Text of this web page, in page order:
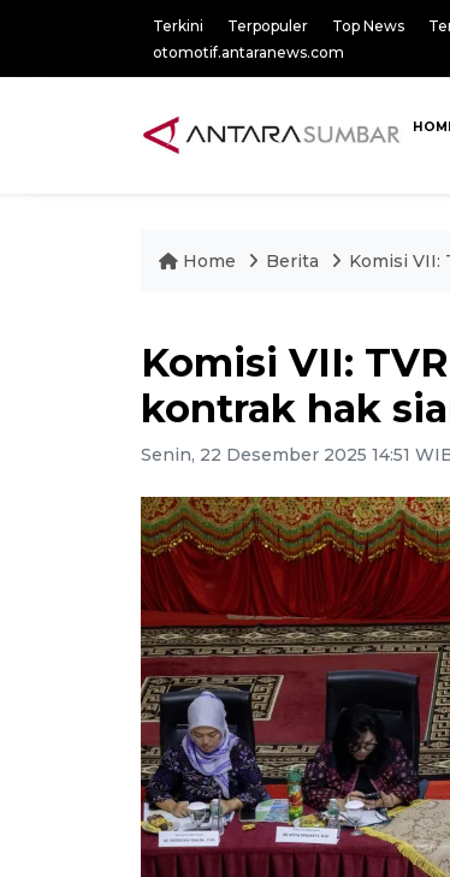
Terkini Terpopuler Top News
otomotif.antaranews.com
Home Berita Komisi VII:
Komisi VII:
kontrak hak
Senin, 22 Desember 2025 14:51